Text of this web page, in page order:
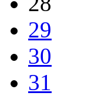
29
30
31